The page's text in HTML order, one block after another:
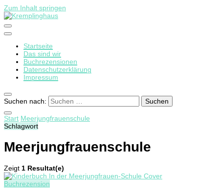
Zum Inhalt springen
Kremplinghaus
Startseite
Das sind wir
Buchrezensionen
Datenschutzerklärung
Impressum
Suchen nach:
Start Meerjungfrauenschule
Schlagwort
Meerjungfrauenschule
Zeigt 1 Resultat(e)
Buchrezension